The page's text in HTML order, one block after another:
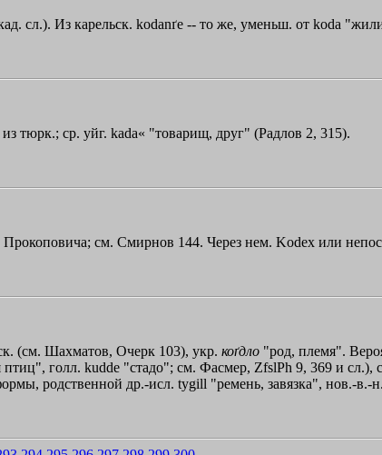
сл.). Из карельск. kodanґe -- то же, уменьш. от koda
тюрк.; ср. уйг. kаdа« "товарищ, друг" (Радлов 2, 315).
см. Смирнов 144. Через нем. Kоdех или
(см. Шахматов, Очерк 103), укр. коґдло "род, племя".
голл. kuddе "стадо"; см. Фасмер, ZfslPh 9, 369 и сл.),
родственной др.-исл. tygill "ремень, завязка", нов.-